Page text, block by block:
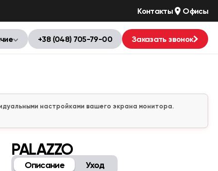
Контакты Офисы
+38 (048) 705-79-00 Заказать звонок
настройками вашего экрана монитора.
PALAZZO
Описание Уход